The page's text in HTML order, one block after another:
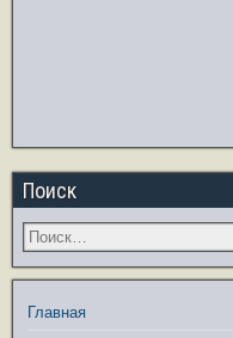
Поиск
Главная